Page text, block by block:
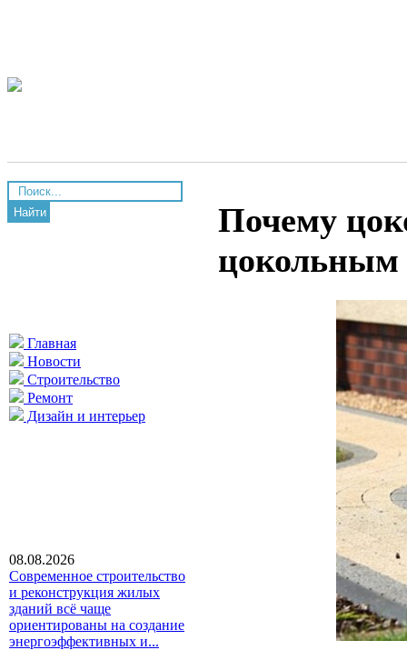
Найти
Главная
Новости
Строительство
Ремонт
Дизайн и интерьер
08.08.2026
Современное строительство
и реконструкция жилых
зданий всё чаще
ориентированы на создание
энергоэффективных и...
Почему
цокольным